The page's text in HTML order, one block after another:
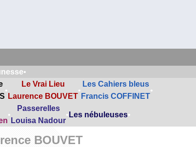
•
•
Le Vrai Lieu
Laurence BOUVET
•
Les Cahiers bleus
Francis COFFINET
•
•
Passerelles
Louisa Nadour
• Les nébuleuses•
BOUVET